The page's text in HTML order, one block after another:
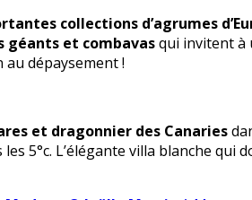
collections d’agrumes
géants et combavasqui invitent à
dépaysement !
et dragonnier des Canaries
5°c. L’élégante villa blanche qui